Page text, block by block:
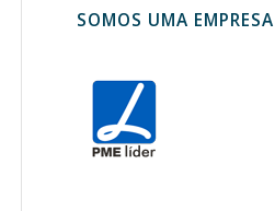
SOMOS UMA